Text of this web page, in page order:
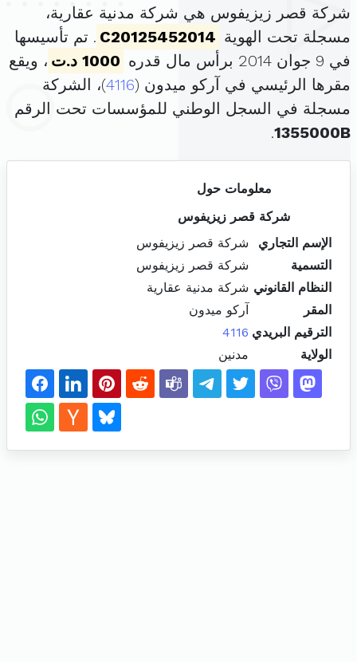
شركة قصر زيزيفوس هي شركة مدنية عقارية،
مسجلة تحت الهوية C20125452014 . تم تأسيسها
في 9 جوان 2014 برأس مال قدره
1000 د.ت
، ويقع
مقرها الرئيسي في آركو ميدون (4116)، الشركة
مسجلة في السجل الوطني للمؤسسات تحت الرقم
1355000B
.
معلومات حول
شركة قصر زيزيفوس
الإسم التجاري
شركة قصر زيزيفوس
التسمية
شركة قصر زيزيفوس
النظام القانوني شركة مدنية عقارية
المقر
آركو ميدون
الترقيم البريدي 4116
الولاية
مدنين